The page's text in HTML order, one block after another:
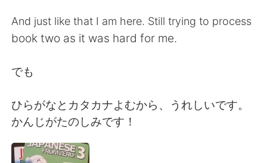
Français Deutsch
日本語
And just like that I am here. Still trying to process
book two as it was hard for me.
でも
ひらがなとカタカナよむから、うれしいです。
かんじがたのしみです！